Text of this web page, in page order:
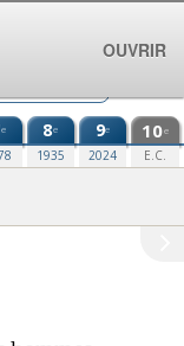
e 8e
1935
9e
2024
10e
E.C.
OUVRIR